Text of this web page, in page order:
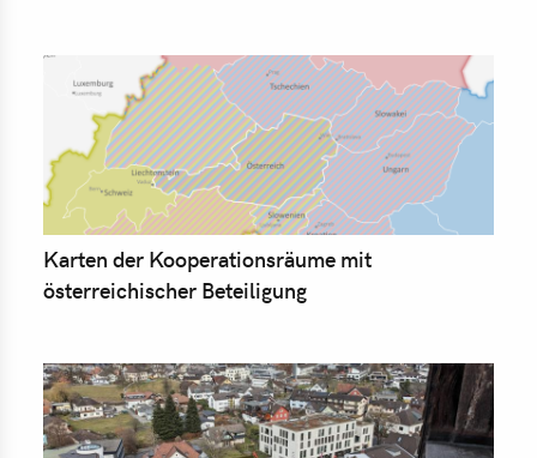
Karten der Kooperationsräume mit
österreichischer Beteiligung